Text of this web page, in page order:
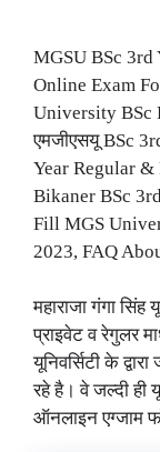
MGSU BSc 3rd
Online Exam
University BSc
एमजीएसयू BSc
Year Regular &
Bikaner BSc
Fill MGS
2023, FAQ
महाराजा गंगा सिंह
प्राइवेट व रेगुलर
यूनिवर्सिटी के
रहे है। वे जल्दी ही
ऑनलाइन एग्जाम